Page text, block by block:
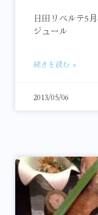
日田リベルテ5
ジュール
続きを読む »
2013/05/06